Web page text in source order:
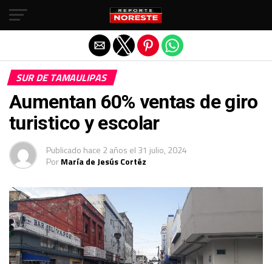
SUR DE TAMAULIPAS
Aumentan 60% ventas de giro
turistico y escolar
Publicado hace 2 años el 31 julio, 2024
PorMaría de Jesús Cortéz
Salir de la versión móvil